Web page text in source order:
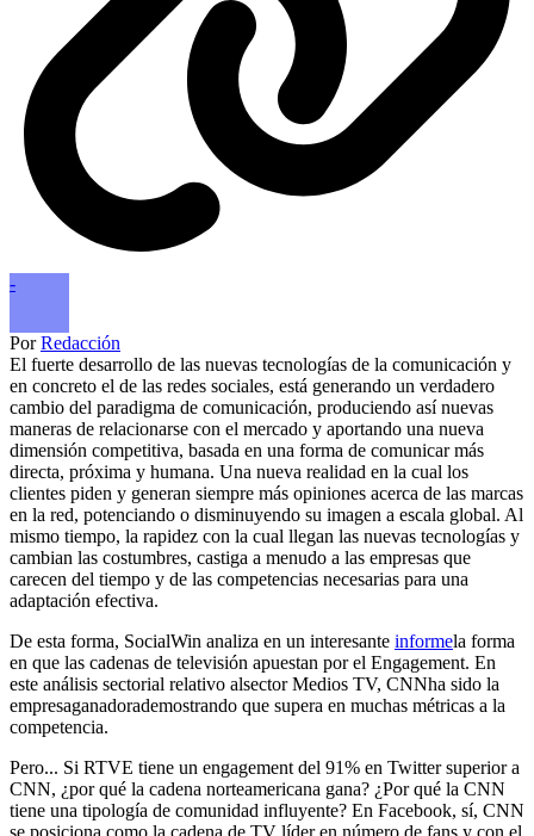
-
PorRedacción
El fuerte desarrollo de las nuevas tecnologías de la comunicación y
en concreto el de las redes sociales, está generando un verdadero
cambio del paradigma de comunicación, produciendo así nuevas
maneras de relacionarse con el mercado y aportando una nueva
dimensión competitiva, basada en una forma de comunicar más
directa, próxima y humana. Una nueva realidad en la cual los
clientes piden y generan siempre más opiniones acerca de las marcas
en la red, potenciando o disminuyendo su imagen a escala global. Al
mismo tiempo, la rapidez con la cual llegan las nuevas tecnologías y
cambian las costumbres, castiga a menudo a las empresas que
carecen del tiempo y de las competencias necesarias para una
adaptación efectiva.
De esta forma, SocialWin analiza en un interesante informela forma
en que las cadenas de televisión apuestan por el Engagement. En
este análisis sectorial relativo alsector Medios TV, CNNha sido la
empresaganadorademostrando que supera en muchas métricas a la
competencia.
Pero... Si RTVE tiene un engagement del 91% en Twitter superior a
CNN, ¿por qué la cadena norteamericana gana? ¿Por qué la CNN
tiene una tipología de comunidad influyente? En Facebook, sí, CNN
se posiciona como la cadena de TV líder en número de fans y con el